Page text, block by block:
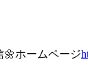
🌼ホームページ